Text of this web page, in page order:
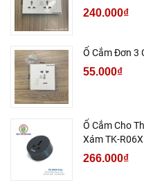
240.000₫
Ổ Cắm Đơn 3
55.000₫
Ổ Cắm Cho
Xám TK-R06X
266.000₫